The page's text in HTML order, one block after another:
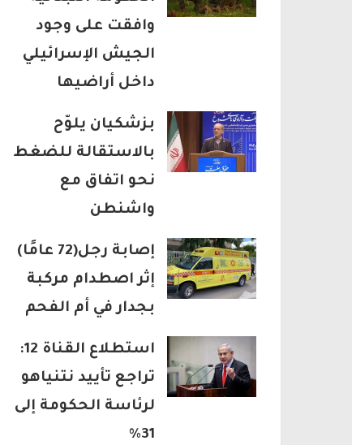
وافقت على وجود
الجيش الإسرائيلي
داخل أراضيها
بزشكيان يلوّح
بالاستقالة للضغط
نحو اتفاق مع
واشنطن
إصابة رجل(72 عامًا)
إثر اصطدام مركبة
بجدار في أم الفحم
استطلاع القناة 12:
تراجع تأييد نتنياهو
لرئاسة الحكومة إلى
31%